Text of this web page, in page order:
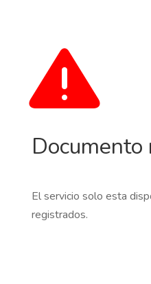
El servicio solo esta
registrados.